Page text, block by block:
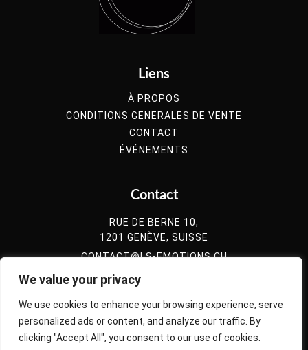
We value your privacy
We use cookies to enhance your browsing experience, serve
personalized ads or content, and analyze our traffic. By
clicking "Accept All", you consent to our use of cookies.
Liens
À PROPOS
CONDITIONS GENERALES DE VENTE
CONTACT
ÉVÉNEMENTS
Contact
RUE DE BERNE 10,
1201 GENÈVE, SUISSE
CONTACT@LS-EMOTIONS.CH
077 929 5773